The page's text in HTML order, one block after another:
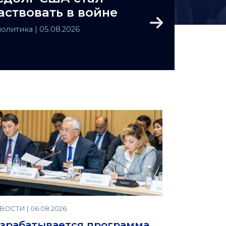
в войне
| 05.08.2026 Next
| 06.08.2026